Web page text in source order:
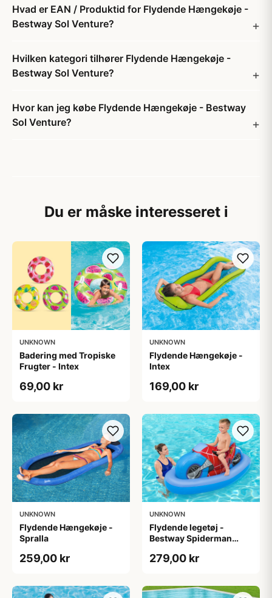
Hvad er EAN / Produktid for Flydende Hængekøje -
Bestway Sol Venture?
Hvilken kategori tilhører Flydende Hængekøje -
Bestway Sol Venture?
Hvor kan jeg købe Flydende Hængekøje - Bestway
Sol Venture?
Du er måske interesseret i
UNKNOWN
Badering med Tropiske
Frugter - Intex
69,00 kr
UNKNOWN
Flydende Hængekøje -
Intex
169,00 kr
UNKNOWN
Flydende Hængekøje -
Spralla
259,00 kr
UNKNOWN
Flydende legetøj -
Bestway Spiderman
279,00 kr